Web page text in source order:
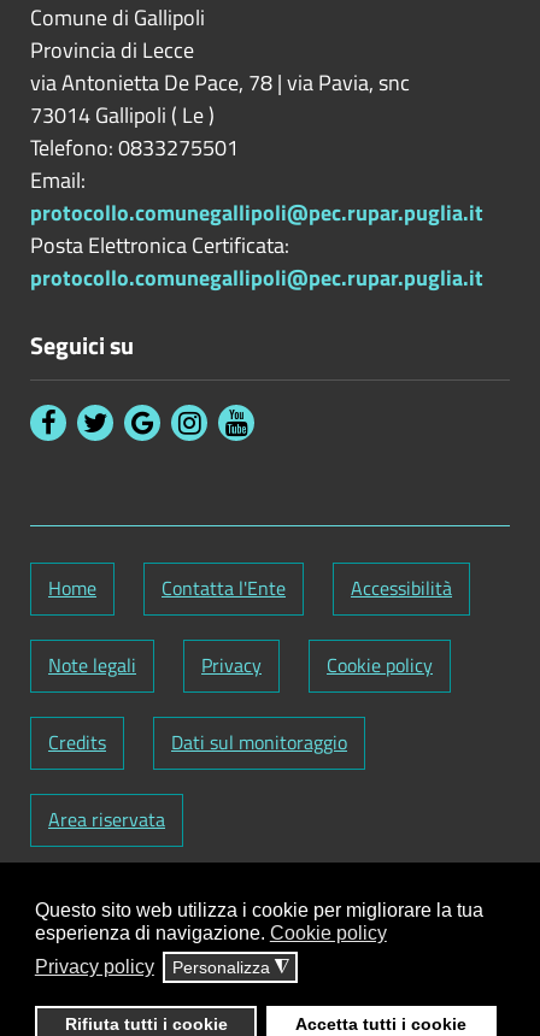
Questo sito web utilizza i cookie per migliorare la tua
esperienza di navigazione. Cookie policy
Privacy policy
Personalizza ◮
Rifiuta tutti i cookie Accetta tutti i cookie
Comune di Gallipoli
Provincia di Lecce
via Antonietta De Pace, 78 | via Pavia, snc
73014Gallipoli ( Le)
Telefono: 0833275501
Email:
protocollo.comunegallipoli@pec.rupar.puglia.it
Posta Elettronica Certificata:
protocollo.comunegallipoli@pec.rupar.puglia.it
Seguici su
Home Contatta l'Ente Accessibilità
Note legali Privacy Cookie policy
Credits Dati sul monitoraggio
Area riservata
Codice Fiscale: 82000090751-Partita IVA:
01129720759-Codice Fatturazione elettronica:
UFY1HC
contenuti:Antonio Scrimitore